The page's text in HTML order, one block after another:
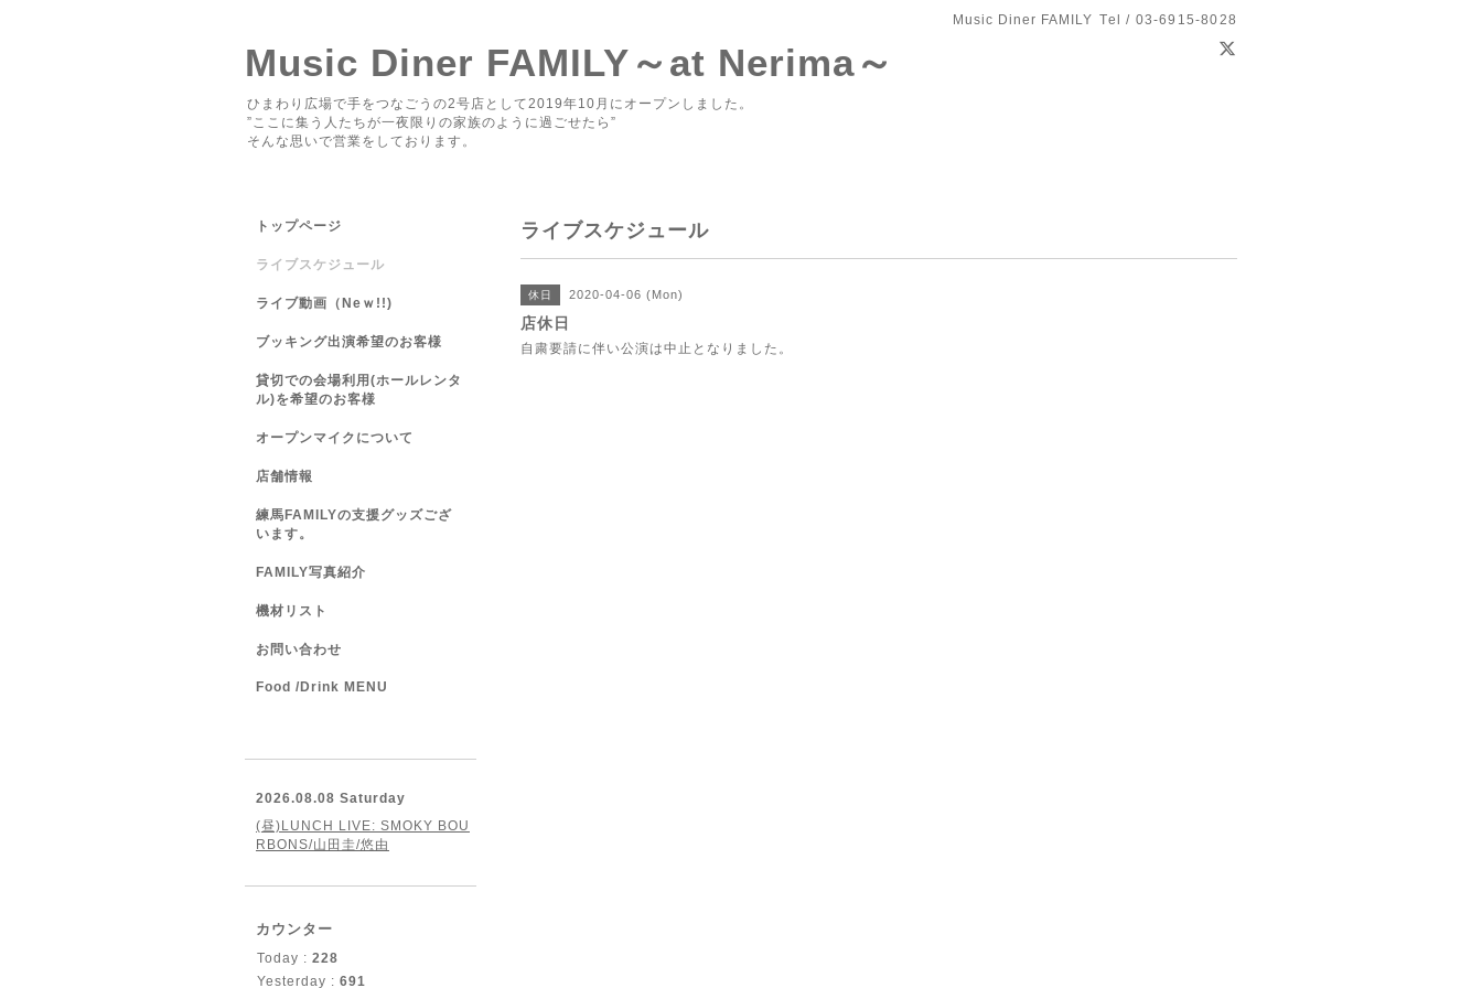
Music Diner FAMILY Tel / 03-6915-8028
Music Diner FAMILY～at Nerima～
ひまわり広場で手をつなごうの2号店として2019年10月にオープンしました。
”ここに集う人たちが一夜限りの家族のように過ごせたら”
そんな思いで営業をしております。
ライブスケジュール
休日 2020-04-06 (Mon)
店休日
自粛要請に伴い公演は中止となりました。
トップページ
ライブスケジュール
ライブ動画（Neｗ!!)
ブッキング出演希望のお客様
貸切での会場利用(ホールレンタ
ル)を希望のお客様
オープンマイクについて
店舗情報
練馬FAMILYの支援グッズござ
います。
FAMILY写真紹介
機材リスト
お問い合わせ
Food /Drink MENU
2026.08.08 Saturday
(昼)LUNCH LIVE: SMOKY BOU
RBONS/山田圭/悠由
カウンター
Today : 228
Yesterday : 691